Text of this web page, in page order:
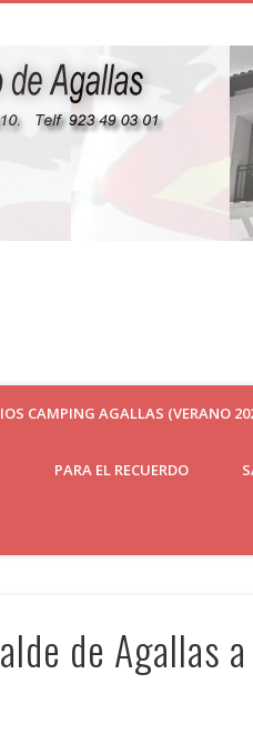
CAMPING AGALLAS (VERANO
PARA EL RECUERDO
de Agallas